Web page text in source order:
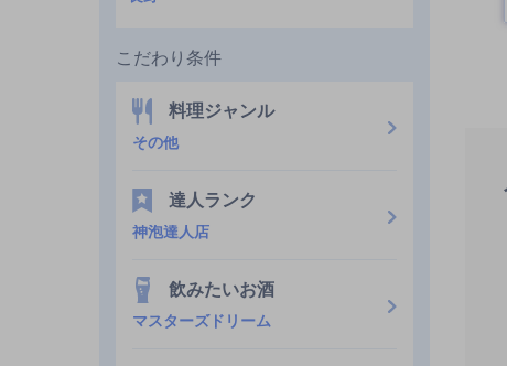
こだわり条件
料理ジャンル
その他
達人ランク
神泡達人店
飲みたいお酒
マスターズドリーム